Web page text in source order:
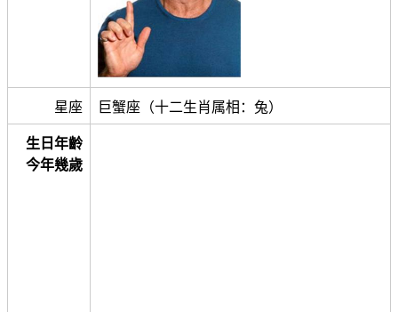
星座 巨蟹座（十二生肖属相：兔）
生日年齡
今年幾歲